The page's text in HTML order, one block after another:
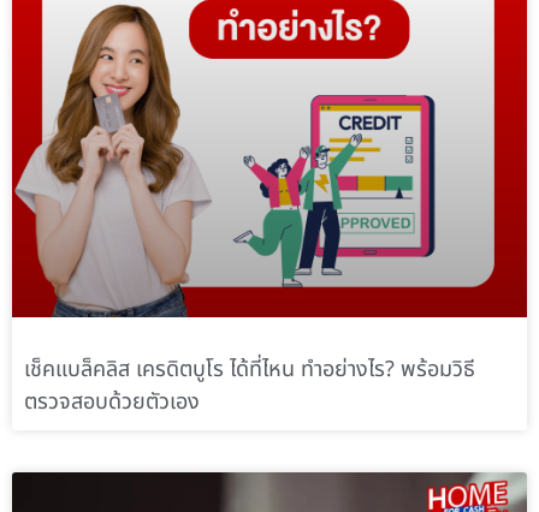
เช็คแบล็คลิส เครดิตบูโร ได้ที่ไหน ทำอย่างไร? พร้อมวิธี
ตรวจสอบด้วยตัวเอง